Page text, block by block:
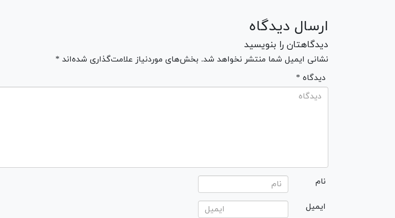
ارسال دیدگاه
دیدگاهتان را بنویسید
نشانی ایمیل شما منتشر نخواهد شد. بخش‌های موردنیاز علامت‌گذاری شده‌اند *
* دیدگاه
نام
ایمیل